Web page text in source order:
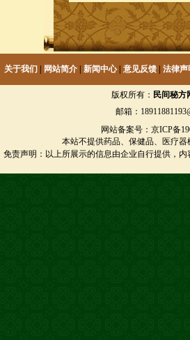
关于我们 网站简介 新闻中心| 意见反馈 法律声
版权所有： 民间秘方
邮箱：
网站备案号：京ICP备
本站不提供药品、保健品、医疗
免责声明：以上所展示的信息由企业自行提供，